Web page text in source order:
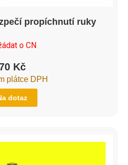
propíchnutí ruky
o CN
Kč
plátce DPH
dotaz